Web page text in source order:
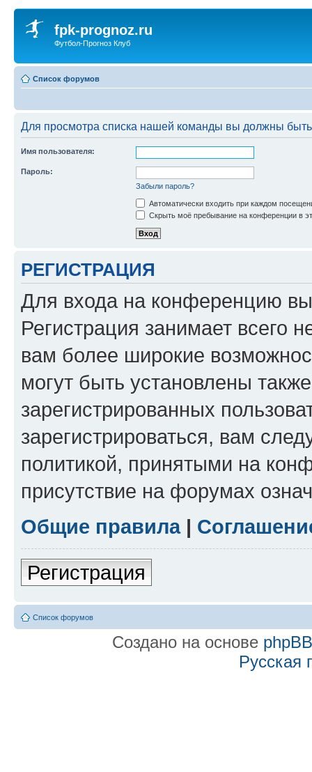
fpk-prognoz.ru
Футбол-Прогноз Клуб
Список форумов
Для просмотра списка нашей команды вы должны
Имя пользователя:
Пароль:
Забыли пароль?
Автоматически входить при каждом
Скрыть моё пребывание на конференции в
РЕГИСТРАЦИЯ
Для входа на конференцию
Регистрация занимает всего
вам более широкие
могут быть установлены
зарегистрированных
зарегистрироваться, вам
политикой, принятыми на
присутствие на форумах
Общие правила|
Регистрация
Список форумов
Создано на основе phpBB
Русская